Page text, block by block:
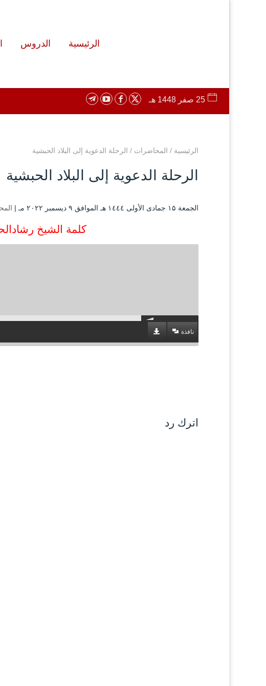
الرئيسية الدروس
25 صفر 1448 هـ
الرئيسية / المحاضرات / الرحلة الدعوية إلى البلاد الحبشية
الرحلة الدعوية إلى البلاد الحبشية
الجمعة ۱۵ جمادى الأولى ۱٤٤٤ هـ الموافق ۹ ديسمبر ۲۰۲۲ مـ |
كلمة الشيخ
نافذة
اترك رد